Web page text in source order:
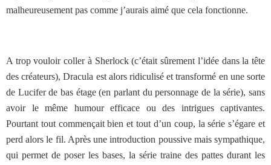
malheureusement pas comme j’aurais aimé que cela fonctionne.
A trop vouloir coller à Sherlock (c’était sûrement l’idée dans la tête
des créateurs), Dracula est alors ridiculisé et transformé en une sorte
de Lucifer de bas étage (en parlant du personnage de la série), sans
avoir le même humour efficace ou des intrigues captivantes.
Pourtant tout commençait bien et tout d’un coup, la série s’égare et
perd alors le fil. Après une introduction poussive mais sympathique,
qui permet de poser les bases, la série traine des pattes durant les